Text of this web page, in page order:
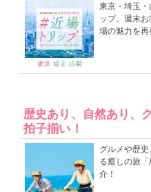
東京・埼玉・
ップ。週末
場の魅力を再
歴史あり、自然あり、
拍子揃い！
グルメや歴
る癒しの旅
介！